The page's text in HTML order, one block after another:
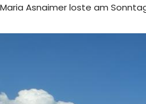
Maria Asnaimer loste am